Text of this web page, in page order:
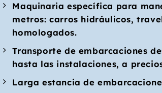
Maquinaria específica para
metros: carros hidráulicos,
homologados.
Transporte de embarcaciones
hasta las instalaciones, a
Larga estancia de